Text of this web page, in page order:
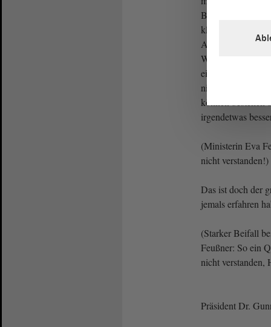
Bestandsfähigkeit
klein und haben
Außenstandorte
Was ist denn das
einige Stunden
nimmt ihnen die
können bestehen
irgendetwas
(Ministerin Eva
nicht verstanden!)
Das ist doch der
jemals erfahren
(Starker Beifall
Feußner: So ein
nicht verstanden,
Präsident Dr.